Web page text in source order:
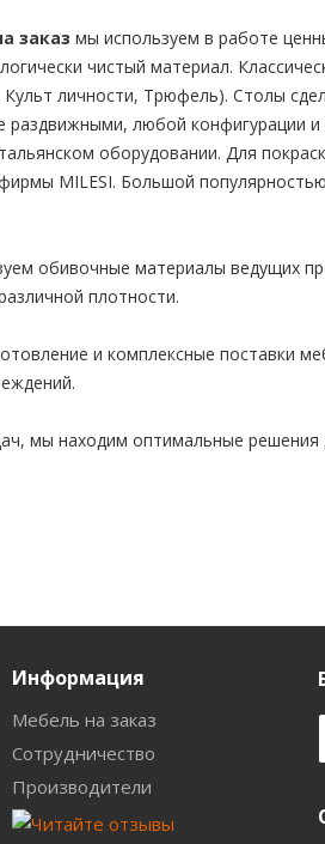
заказ мы используем в работе
чистый материал.
личности, Трюфель). Столы
раздвижными, любой конфигурации
оборудовании. Для
MILESI. Большой
обивочные материалы ведущих
плотности.
и комплексные поставки
мы находим оптимальные решения
Информация
Мебель на заказ
Сотрудничество
Производители